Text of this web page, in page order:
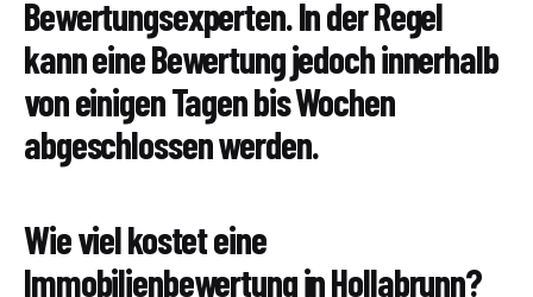
Bewertungsexperten. In der Regel
kann eine Bewertung jedoch innerhalb
von einigen Tagen bis Wochen
abgeschlossen werden.
Wie viel kostet eine
Immobilienbewertung in Hollabrunn?